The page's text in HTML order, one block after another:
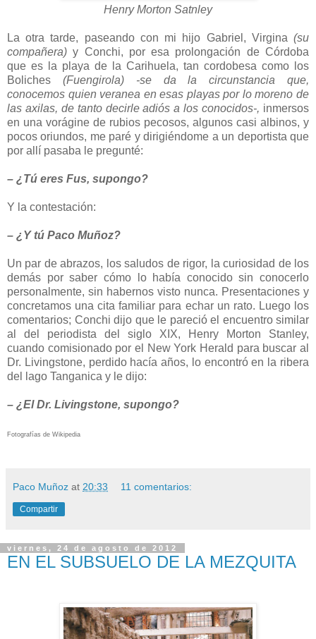
Henry Morton Satnley
La otra tarde, paseando con mi hijo Gabriel, Virgina (su
compañera)y Conchi, por esa prolongación de Córdoba
que es la playa de la Carihuela, tan cordobesa como los
Boliches (Fuengirola) -se da la circunstancia que,
conocemos quien veranea en esas playas por lo moreno de
las axilas, de tanto decirle adiós a los conocidos-, inmersos
en una vorágine de rubios pecosos, algunos casi albinos, y
pocos oriundos, me paré y dirigiéndome a un deportista que
por allí pasaba le pregunté:
– ¿Tú eres Fus, supongo?
Y la contestación:
– ¿Y tú Paco Muñoz?
Un par de abrazos, los saludos de rigor, la curiosidad de los
demás por saber cómo lo había conocido sin conocerlo
personalmente, sin habernos visto nunca. Presentaciones y
concretamos una cita familiar para echar un rato. Luego los
comentarios; Conchi dijo que le pareció el encuentro similar
al del periodista del siglo XIX, Henry Morton Stanley,
cuando comisionado por el New York Herald para buscar al
Dr. Livingstone, perdido hacía años, lo encontró en la ribera
del lago Tanganica y le dijo:
– ¿El Dr. Livingstone, supongo?
Fotografías de Wikipedia
Paco Muñoz at 20:33 11 comentarios:
Compartir
viernes, 24 de agosto de 2012
EN EL SUBSUELO DE LA MEZQUITA